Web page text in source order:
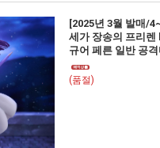
[2025년 3월 발매/
세가 장송의 프리
규어 페른 일반 공
(품절)